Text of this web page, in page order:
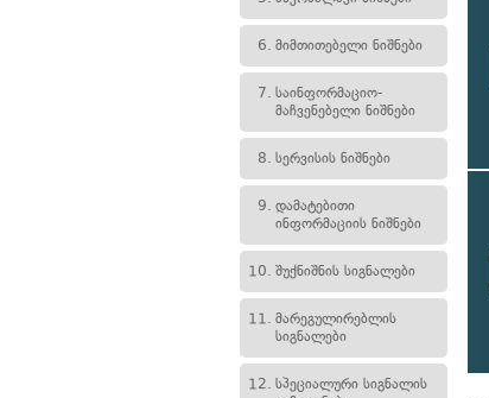
6. მიმთითებელი ნიშნები
7. საინფორმაციო-
მაჩვენებელი ნიშნები
8. სერვისის ნიშნები
9. დამატებითი
ინფორმაციის ნიშნები
10. შუქნიშნის სიგნალები
11. მარეგულირებლის
სიგნალები
12. სპეციალური სიგნალის